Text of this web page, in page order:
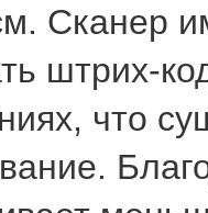
Сканер
штрих-
что